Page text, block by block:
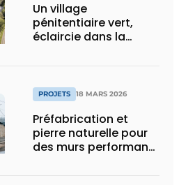
Un village
pénitentiaire vert,
éclaircie dans la
PROJETS 18 MARS 2026
Préfabrication et
pierre naturelle pour
des murs performants